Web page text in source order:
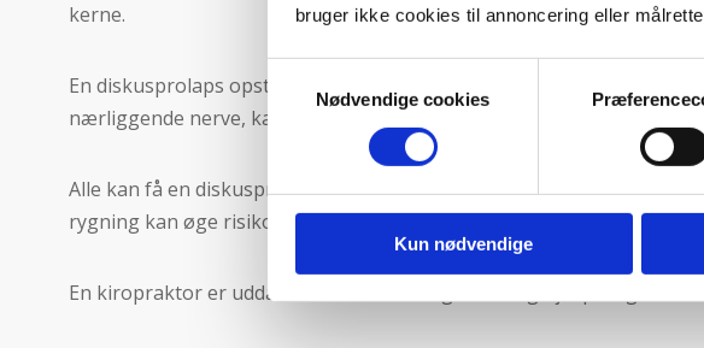
bruger ikke cookies til annoncering eller
Nødvendige cookies
Kun nødvendige
kerne.
En diskusprolaps opstår, når den bløde kerne presses ud gennem
nærliggende nerve, kan det give smerter, som ofte stråler ud i
Alle kan få en diskusprolaps og ofte går den i sig selv inden for 8
rygning kan øge risikoen.
En kiropraktor er uddannet til at stille diagnosen og hjælpe dig